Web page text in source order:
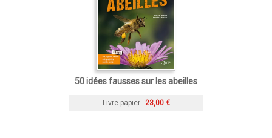
50 idées fausses sur les abeilles
Livre papier 23,00 €